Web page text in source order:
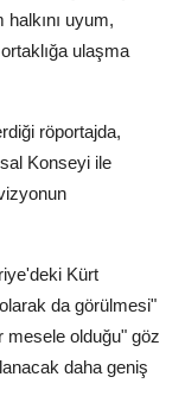
uyum,
ulaşma
röportajda,
Konseyi ile
Kürt
da görülmesi"
mesele olduğu" göz
daha geniş